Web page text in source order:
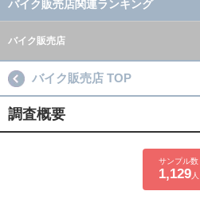
バイク販売店関連ランキング
バイク販売店
バイク販売店 TOP
調査概要
サンプル数
1,129人